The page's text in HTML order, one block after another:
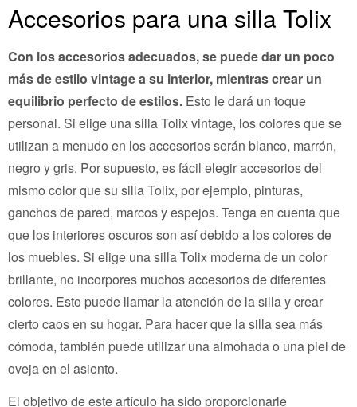
Accesorios para una silla Tolix
Con los accesorios adecuados, se puede dar un poco
más de estilo vintage a su interior, mientras crear un
equilibrio perfecto de estilos. Esto le dará un toque
personal. Si elige una silla Tolix vintage, los colores que se
utilizan a menudo en los accesorios serán blanco, marrón,
negro y gris. Por supuesto, es fácil elegir accesorios del
mismo color que su silla Tolix, por ejemplo, pinturas,
ganchos de pared, marcos y espejos. Tenga en cuenta que
que los interiores oscuros son así debido a los colores de
los muebles. Si elige una silla Tolix moderna de un color
brillante, no incorpores muchos accesorios de diferentes
colores. Esto puede llamar la atención de la silla y crear
cierto caos en su hogar. Para hacer que la silla sea más
cómoda, también puede utilizar una almohada o una piel de
oveja en el asiento.
El objetivo de este artículo ha sido proporcionarle